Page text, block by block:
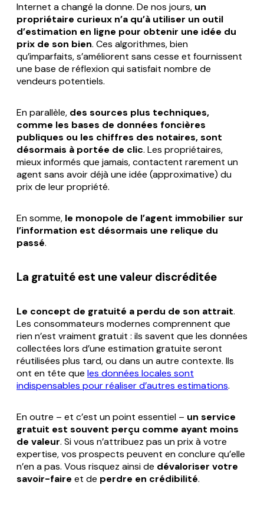
Internet a changé la donne. De nos jours, un
propriétaire curieux n’a qu’à utiliser un outil
d’estimation en ligne pour obtenir une idée du
prix de son bien. Ces algorithmes, bien
qu’imparfaits, s’améliorent sans cesse et fournissent
une base de réflexion qui satisfait nombre de
vendeurs potentiels.
En parallèle, des sources plus techniques,
comme les bases de données foncières
publiques ou les chiffres des notaires, sont
désormais à portée de clic. Les propriétaires,
mieux informés que jamais, contactent rarement un
agent sans avoir déjà une idée (approximative) du
prix de leur propriété.
En somme, le monopole de l’agent immobilier sur
l’information est désormais une relique du
passé.
La gratuité est une valeur discréditée
Le concept de gratuité a perdu de son attrait.
Les consommateurs modernes comprennent que
rien n’est vraiment gratuit : ils savent que les données
collectées lors d’une estimation gratuite seront
réutilisées plus tard, ou dans un autre contexte. Ils
ont en tête que les données locales sont
indispensables pour réaliser d’autres estimations.
En outre – et c’est un point essentiel – un service
gratuit est souvent perçu comme ayant moins
de valeur. Si vous n’attribuez pas un prix à votre
expertise, vos prospects peuvent en conclure qu’elle
n’en a pas. Vous risquez ainsi de dévaloriser votre
savoir-faire et de perdre en crédibilité.